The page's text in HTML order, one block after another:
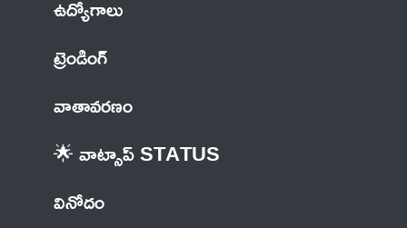
ఉద్యోగాలు
ట్రెండింగ్
వాతావరణం
🌟 వాట్సాప్ STATUS
వినోదం